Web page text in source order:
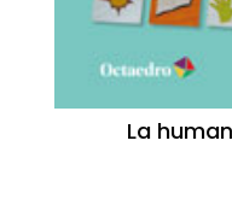
La